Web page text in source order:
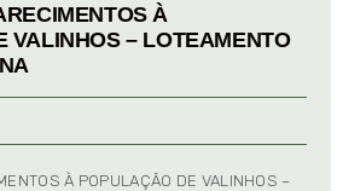
À
VALINHOS – LOTEAMENTO
À POPULAÇÃO DE VALINHOS –